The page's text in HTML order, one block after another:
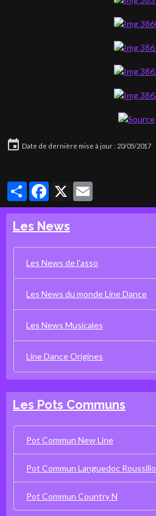
Date de dernière mise à jour : 20/05/2017
PartagerFacebook
X
Les News
Les News de l'asso
Les News du monde Line Dance
Les News Musicales
Line Dance Origines
Les Pots Communs
Pot Commun New Line
Pot Commun Languedoc Roussillo
Pot Commun Country N